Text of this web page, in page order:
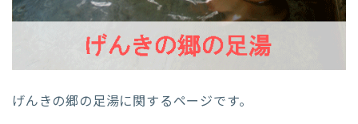
げんきの郷の足湯に関するページです。